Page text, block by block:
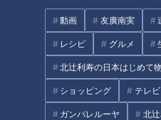
動画 友廣南実
レシピ グルメ
北辻利寿の日本はじめて
ショッピング テレビ
ガンバレルーヤ 北
グルメ チャント！
愛されフード 愛知
番組紹介